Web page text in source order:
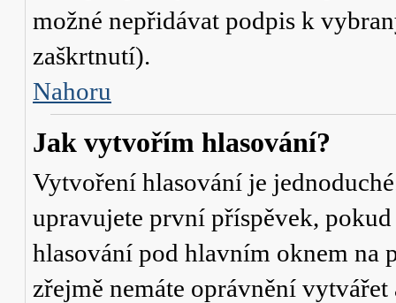
možné nepřidávat podpis k
zaškrtnutí).
Nahoru
Jak vytvořím hlasování?
Vytvoření hlasování je
upravujete první příspěvek,
hlasování pod hlavním oknem na
zřejmě nemáte oprávnění